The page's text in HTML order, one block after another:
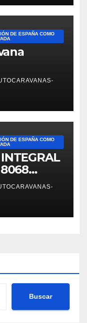
JOSÉ
En el
DE ESPAÑA COMO
en
Nevada
DE ESPAÑA COMO
Nevada
Buscar